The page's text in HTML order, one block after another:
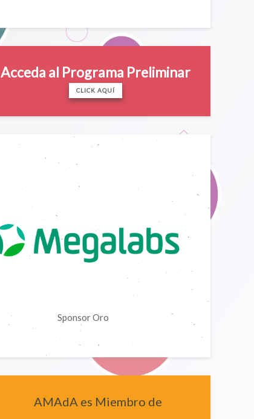
Acceda al Programa Preliminar
CLICK AQUÍ
Sponsor Oro
AMAdA es Miembro de